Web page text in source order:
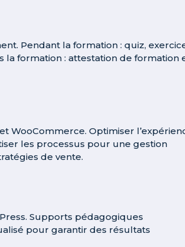
Pendant la formation : quiz,
la formation : attestation de formation
WooCommerce. Optimiser
les processus pour une gestion
de vente.
Supports pédagogiques
pour garantir des résultats